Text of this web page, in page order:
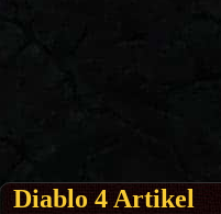
Diablo 4 Artikel